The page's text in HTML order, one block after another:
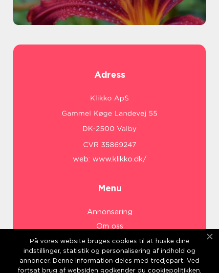
Adress
web: www.klikko.dk/
Menu
Annonsering
Om oss
Cookies
Kontakta oss
Sitemap
På vores website bruges cookies til at huske dine
indstillinger, statistik og personalisering af indhold og
annoncer. Denne information deles med tredjepart. Ved
fortsat brug af websiden godkender du cookiepolitikken.